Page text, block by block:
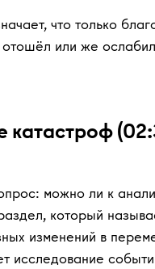
что только
или же ослабил
катастроф
можно ли к
который
изменений в
исследование